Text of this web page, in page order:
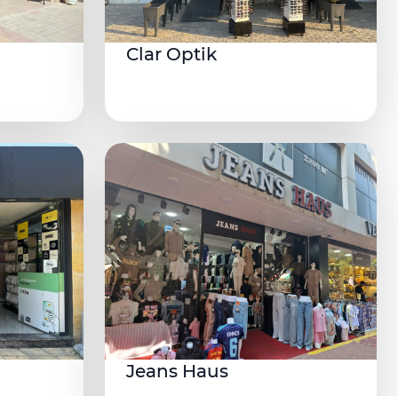
Clar Optik
Jeans Haus